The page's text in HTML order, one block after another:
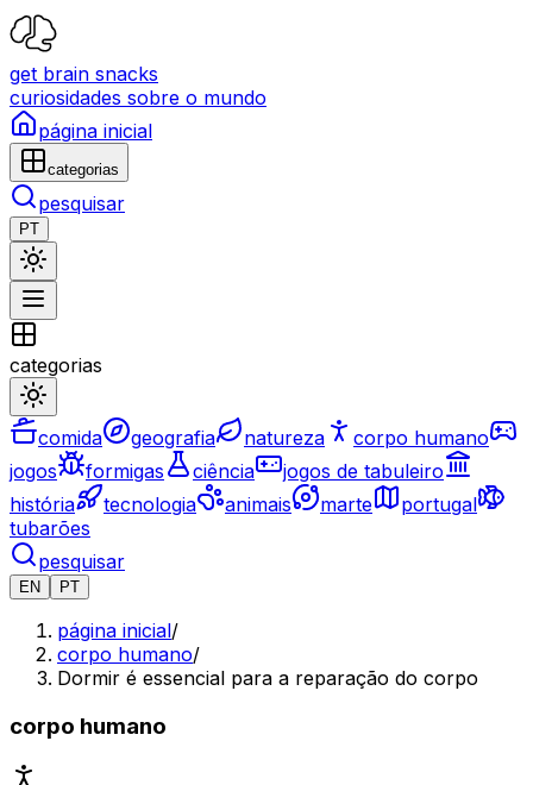
get brain snacks
curiosidades sobre o mundo
página inicial
categorias
pesquisar
PT
categorias
comida geografia natureza
corpo humano
jogos
formigas ciência
jogos de tabuleiro
história
tecnologia animais marte
portugal
tubarões
pesquisar
EN PT
página inicial/
corpo humano/
Dormir é essencial para a reparação do corpo
corpo humano